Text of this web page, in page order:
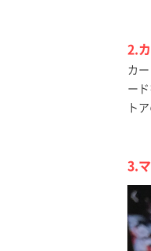
2.
カ
ー
ト
3.